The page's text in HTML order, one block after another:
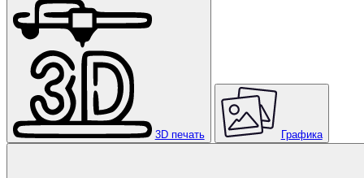
3D печать Графика